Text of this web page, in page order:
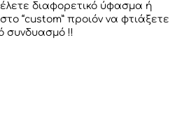
διαφορετικό ύφασμα ή
“custom” προιόν να φτιάξετε
συνδυασμό !!